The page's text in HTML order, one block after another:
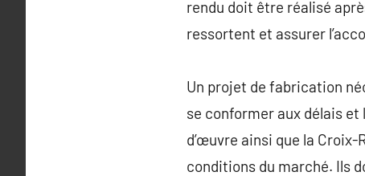
rendu doit être réalisé
ressortent et assurer
Un projet de fabrication
se conformer aux délais et
d’œuvre ainsi que la
conditions du marché. Ils